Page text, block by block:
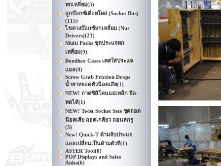
หกเหลี่ยม(3)
ลูกบ๊อกซ์เดือยโผล่ (Socket Bits)
(115)
ไขควงบ๊อกซ์หกเหลี่ยม (Nut
Drivers)(23)
Multi Packs ชุดประแจหก
เหลี่ยม(9)
Bondhex Cases เคสใส่ประแจ
แอล(8)
Screw Grab Friction Drops
น้ำยาหยอดหัวน๊อตเสีย(1)
NEW! ถาดซิลิโคนแม่เหล็ก ยืด-
หดได้(1)
NEW! Twist Socket Sets ชุดถอด
น๊อตเสีย ถอดเกลียว ถอนสกรู
(3)
New! Quick-T ด้ามจับประแจ
แอลเปลี่ยนเป็นด้ามตัวที(1)
ASTER Tool(0)
POP Displays and Sales
Aides(6)